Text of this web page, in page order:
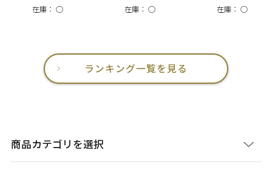
在庫：○ 在庫：○ 在庫： ○
ランキング一覧を見る
商品カテゴリを選択